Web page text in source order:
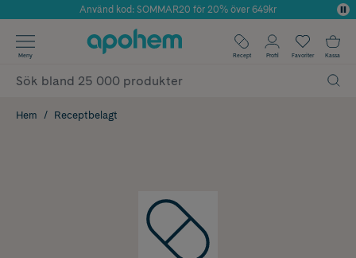
Använd kod: SOMMAR20 för 20% över 649kr
✓ Fri frakt
✓ Poäng på alla köp*
Meny Recept Profil Favoriter Kassa
Hem Receptbelagt